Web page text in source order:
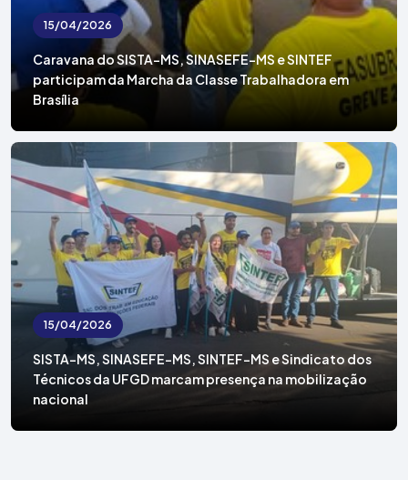
15/04/2026
Caravana do SISTA-MS, SINASEFE-MS e SINTEF
participam da Marcha da Classe Trabalhadora em
Brasília
15/04/2026
SISTA-MS, SINASEFE-MS, SINTEF-MS e Sindicato dos
Técnicos da UFGD marcam presença na mobilização
nacional